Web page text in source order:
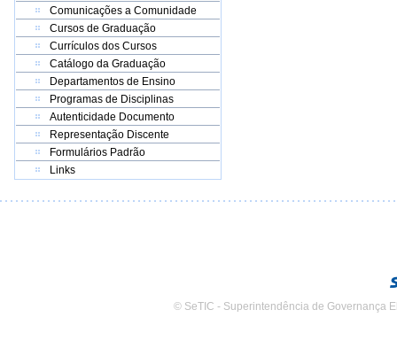
Comunicações a Comunidade
Cursos de Graduação
Currículos dos Cursos
Catálogo da Graduação
Departamentos de Ensino
Programas de Disciplinas
Autenticidade Documento
Representação Discente
Formulários Padrão
Links
© SeTIC - Superintendência de Governança